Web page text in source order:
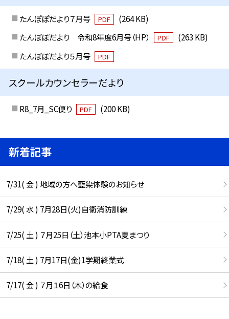
たんぽぽだより７月号 PDF
(264 KB)
たんぽぽだより 令和8年度6月号（HP）
PDF
(263 KB)
たんぽぽだより５月号
PDF
スクールカウンセラーだより
R8_7月_SC便り PDF (200 KB)
新着記事
7/31( 金 ) 地域の方へ藍染体験のお知らせ
7/29( 水 ) 7月28日(火)自衛消防訓練
7/25( 土 ) ７月25日（土）池本小PTA夏まつり
7/18( 土 ) 7月17日(金)1学期終業式
7/17( 金 ) ７月１6日（木）の給食